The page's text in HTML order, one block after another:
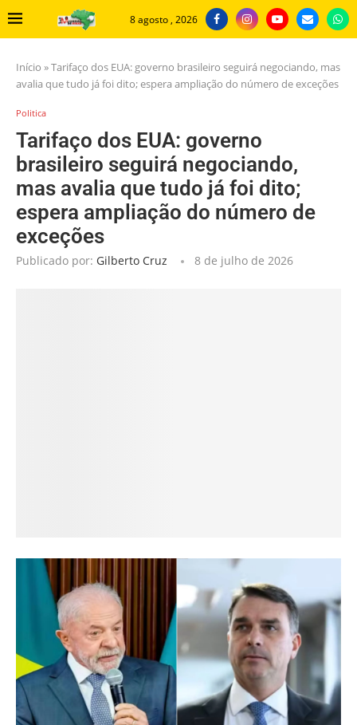
8 agosto , 2026
Início »Tarifaço dos EUA: governo brasileiro seguirá negociando, mas
avalia que tudo já foi dito; espera ampliação do número de exceções
Politica
Tarifaço dos EUA: governo
brasileiro seguirá negociando,
mas avalia que tudo já foi dito;
espera ampliação do número de
exceções
Publicado por: Gilberto Cruz 8 de julho de 2026